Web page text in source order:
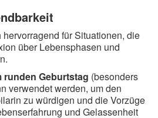
für Situationen, die
über Lebensphasen und
runden Geburtstag (besonders
verwendet werden, um den
zu würdigen und die Vorzüge
und Gelassenheit